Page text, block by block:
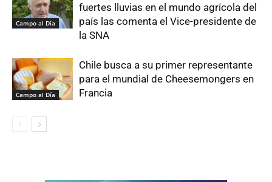
Campo al Día
fuertes lluvias en el mundo agrícola del
país las comenta el Vice-presidente de
la SNA
Campo al Día
Chile busca a su primer representante
para el mundial de Cheesemongers en
Francia